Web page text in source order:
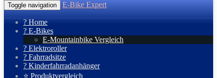
Toggle navigation E-Bike Expert
? Home
? E-Bikes
E-Mountainbike Vergleich
? Elektroroller
? Fahrradsitze
? Kinderfahrradanhänger
⭐ Produktvergleich